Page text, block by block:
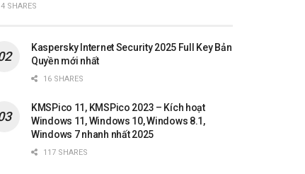
4 SHARES
Kaspersky Internet Security 2025 Full Key Bản
Quyền mới nhất
16 SHARES
KMSPico 11, KMSPico 2023 – Kích hoạt
Windows 11, Windows 10, Windows 8.1,
Windows 7 nhanh nhất 2025
117 SHARES